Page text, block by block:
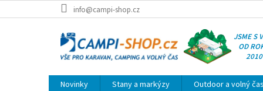
na
info@campi-shop.cz
JSME S
OD
2010
Novinky Stany a markýzy Outdoor a volný čas